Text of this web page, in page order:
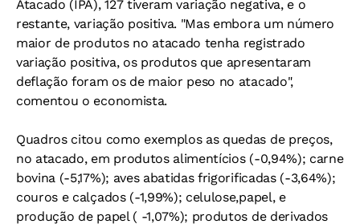
Atacado (IPA), 127 tiveram variação negativa, e o
restante, variação positiva. "Mas embora um número
maior de produtos no atacado tenha registrado
variação positiva, os produtos que apresentaram
deflação foram os de maior peso no atacado",
comentou o economista.
Quadros citou como exemplos as quedas de preços,
no atacado, em produtos alimentícios (-0,94%); carne
bovina (-5,17%); aves abatidas frigorificadas (-3,64%);
couros e calçados (-1,99%); celulose,papel, e
produção de papel ( -1,07%); produtos de derivados